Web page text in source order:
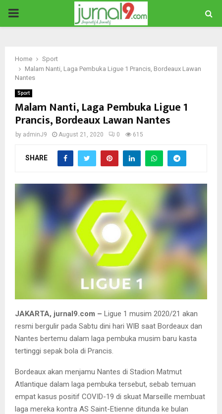
PRIMARY
Home
Sport
Malam Nanti, Laga Pembuka Ligue 1 Prancis, Bordeaux Lawan
Nantes
Sport
Malam Nanti, Laga Pembuka Ligue 1
Prancis, Bordeaux Lawan Nantes
by adminJ9 August 21, 2020 0 615
SHARE
JAKARTA, jurnal9.com – Ligue 1 musim 2020/21 akan
resmi bergulir pada Sabtu dini hari WIB saat Bordeaux dan
Nantes bertemu dalam laga pembuka musim baru kasta
tertinggi sepak bola di Prancis.
Bordeaux akan menjamu Nantes di Stadion Matmut
Atlantique dalam laga pembuka tersebut, sebab temuan
empat kasus positif COVID-19 di skuat Marseille membuat
laga mereka kontra AS Saint-Etienne ditunda ke bulan